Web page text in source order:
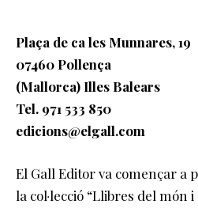
Plaça de ca les Munnares, 19
07460 Pollença
(Mallorca) Illes Balears
Tel. 971 533 850
edicions@elgall.com
El Gall Editor va començar a
la col·lecció “Llibres del món